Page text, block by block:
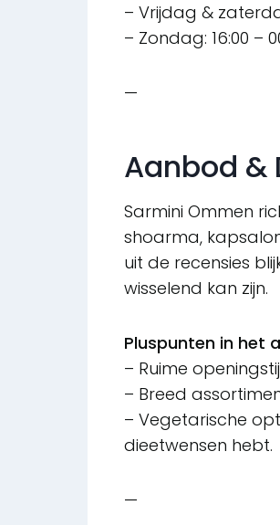
– Vrijdag &
– Zondag: 16:00 –
—
Aanbod &
Sarmini Ommen
shoarma,
uit de recensies
wisselend kan zijn.
Pluspunten in het
– Ruime
– Breed
– Vegetarische
dieetwensen hebt.
—